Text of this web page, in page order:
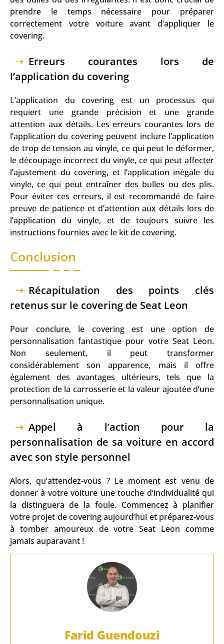
prendre le temps nécessaire pour préparer
correctement votre voiture avant d’appliquer le
covering.
Erreurs courantes lors de
l’application du covering
L’application du covering est un processus qui
requiert une grande précision et une grande
attention aux détails. Les erreurs courantes lors de
l’application du covering peuvent inclure l’application
de trop de tension au vinyle, ce qui peut le déformer,
le découpage incorrect du vinyle, ce qui peut affecter
l’ajustement du covering, et l’application inégale du
vinyle, ce qui peut entraîner des bulles ou des plis.
Pour éviter ces erreurs, il est recommandé de faire
preuve de patience et d’attention aux détails lors de
l’application du vinyle, et de toujours suivre les
instructions fournies avec le kit de covering.
Conclusion
Récapitulation des points clés
retenus sur le covering de Seat Leon
Pour conclure, le covering est une option de
personnalisation fantastique pour votre Seat Leon.
Non seulement, il peut transformer
considérablement son apparence, mais il offre
également des avantages ultérieurs, tels que la
protection de la carrosserie et la valeur ajoutée d’une
personnalisation unique.
Appel à l’action pour la
personnalisation de sa voiture en accord
avec son style personnel
Alors, qu’attendez-vous ? Le moment est venu de
donner à votre voiture une touche d’individualité qui
la distinguera de la foule. Commencez à planifier
votre projet de covering aujourd’hui et préparez-vous
à tomber amoureux de votre Seat Leon comme
jamais auparavant !
Farid Guendouzi